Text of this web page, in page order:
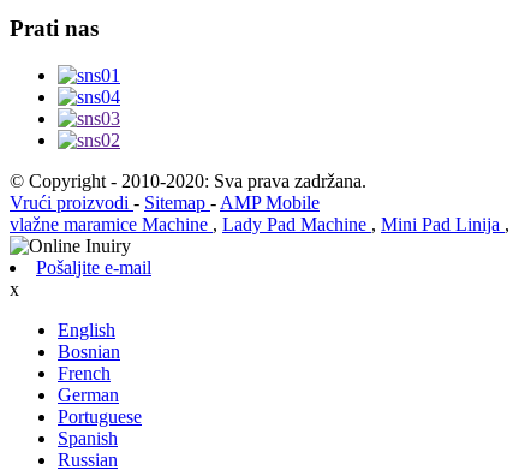
Prati nas
© Copyright - 2010-2020: Sva prava zadržana.
Vrući proizvodi - Sitemap - AMP Mobile
vlažne maramice Machine , Lady Pad Machine , Mini Pad Linija ,
Pošaljite e-mail
x
English
Bosnian
French
German
Portuguese
Spanish
Russian